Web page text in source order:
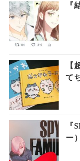
『
【
て
『
ー